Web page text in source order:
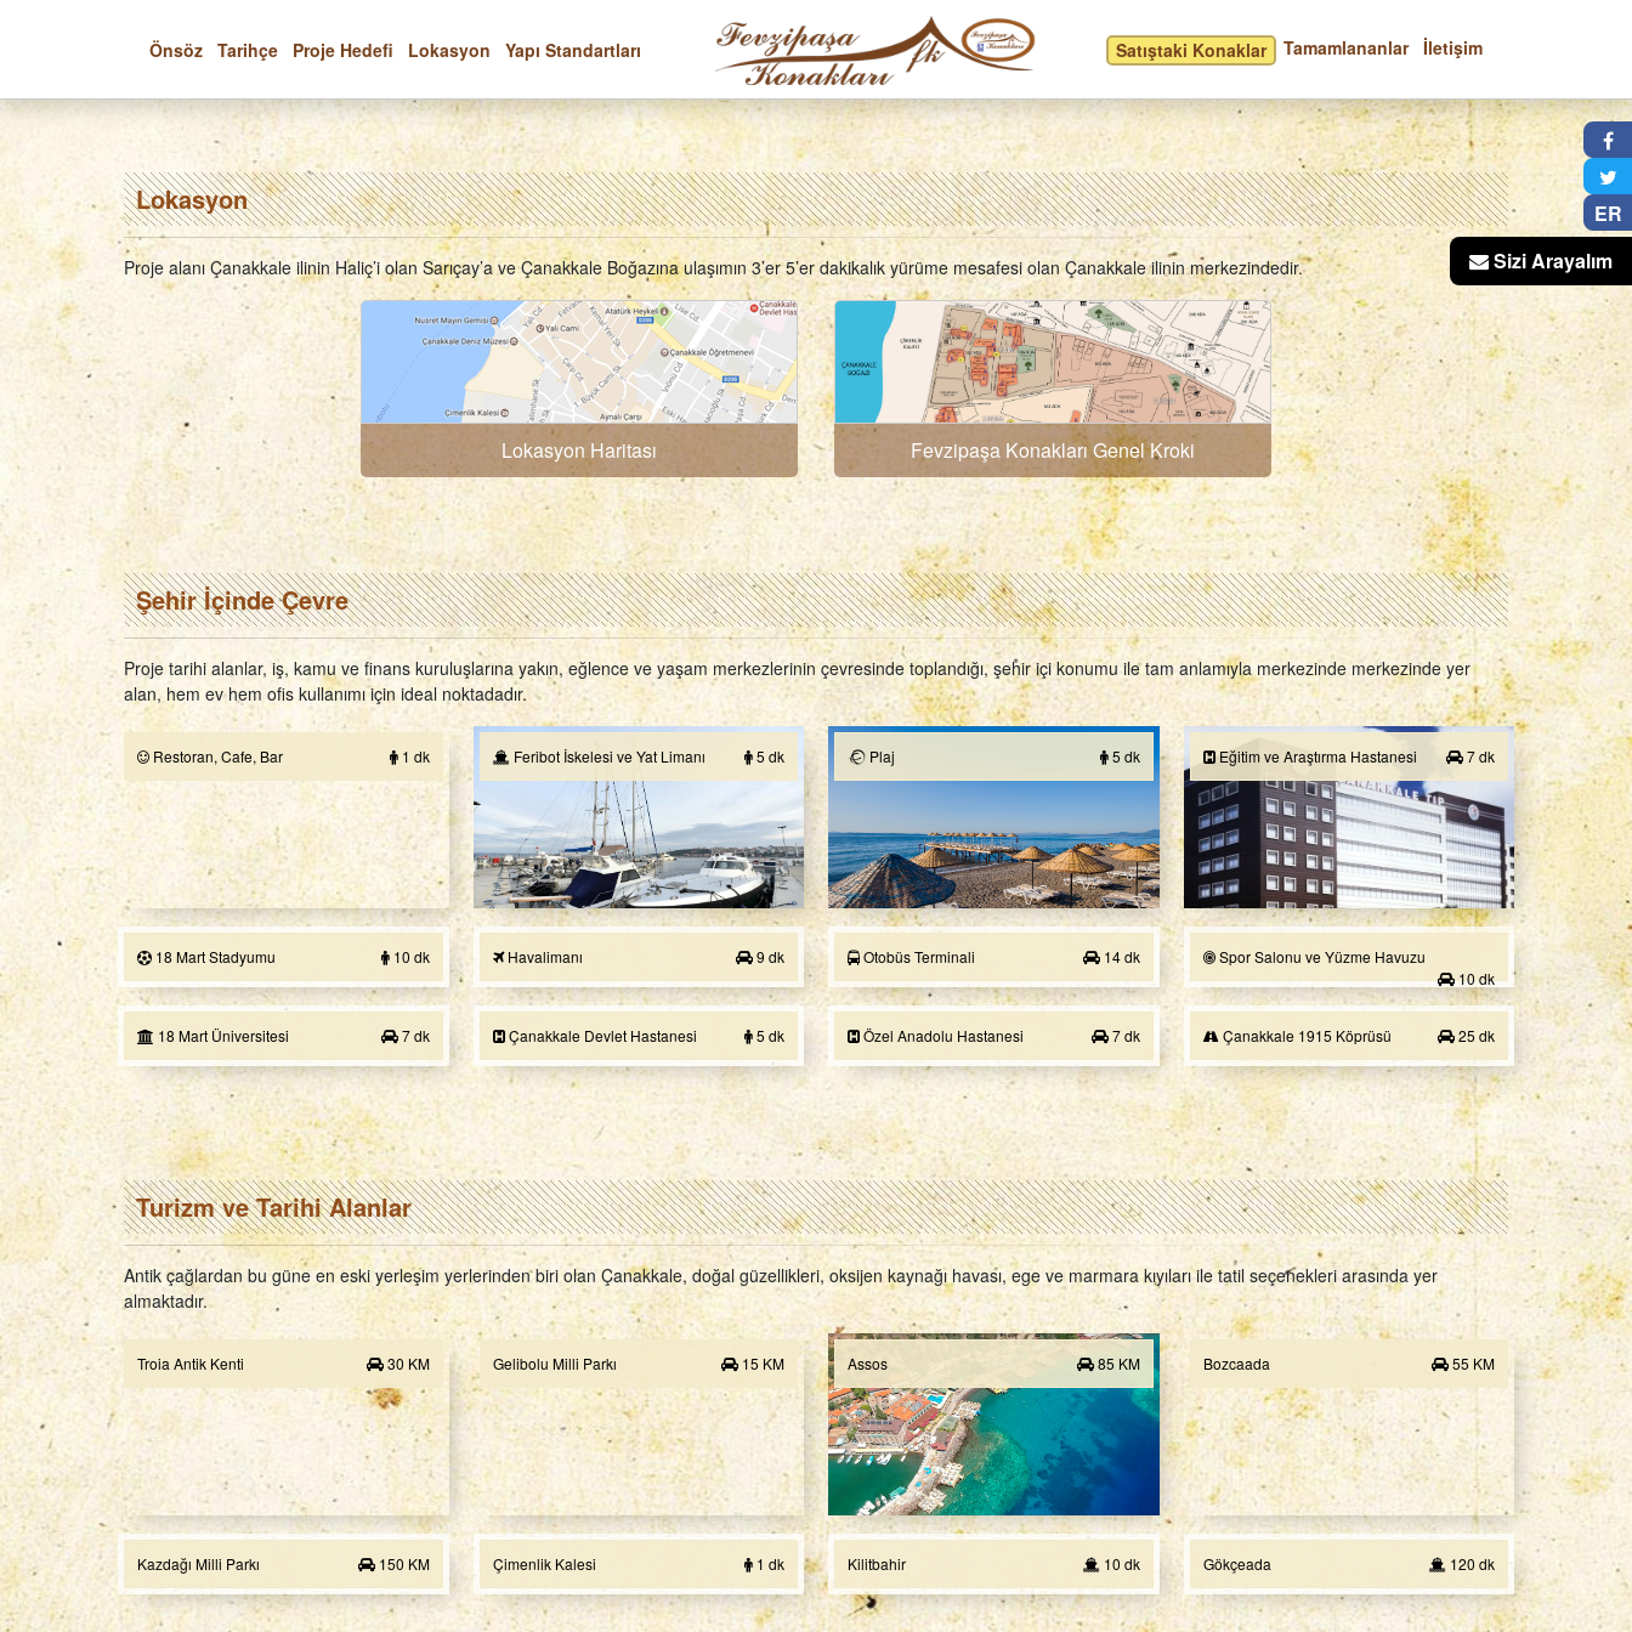
Önsöz Tarihçe Proje Hedefi Lokasyon Yapı Standartları Satıştaki Konaklar Tamamlananlar İletişim
Lokasyon
Proje alanı Çanakkale ilinin Haliç’i olan Sarıçay’a ve Çanakkale Boğazına ulaşımın 3’er 5’er dakikalık yürüme mesafesi olan Çanakkale ilinin merkezindedir.
Lokasyon Haritası Fevzipaşa Konakları Genel Kroki
Şehir İçinde Çevre
Proje tarihi alanlar, iş, kamu ve finans kuruluşlarına yakın, eğlence ve yaşam merkezlerinin çevresinde toplandığı, şehir içi konumu ile tam anlamıyla merkezinde merkezinde yer
alan, hem ev hem ofis kullanımı için ideal noktadadır.
Restoran, Cafe, Bar 1 dk Feribot İskelesi ve Yat Limanı 5 dk Plaj 5 dk Eğitim ve Araştırma Hastanesi 7 dk
18 Mart Stadyumu 10 dk Havalimanı 9 dk Otobüs Terminali 14 dk
Spor Salonu ve Yüzme Havuzu
10 dk
18 Mart Üniversitesi 7 dk Çanakkale Devlet Hastanesi 5 dk Özel Anadolu Hastanesi 7 dk Çanakkale 1915 Köprüsü 25 dk
Turizm ve Tarihi Alanlar
Antik çağlardan bu güne en eski yerleşim yerlerinden biri olan Çanakkale, doğal güzellikleri, oksijen kaynağı havası, ege ve marmara kıyıları ile tatil seçenekleri arasında yer
almaktadır.
Troia Antik Kenti 30 KM Gelibolu Milli Parkı 15 KM Assos 85 KM Bozcaada 55 KM
Kazdağı Milli Parkı 150 KM Çimenlik Kalesi 1 dk Kilitbahir 10 dk Gökçeada 120 dk
-
Haritası
×
ER
Sizi Arayalım